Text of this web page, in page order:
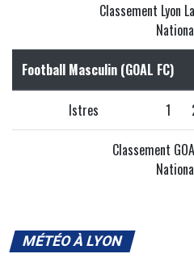
Classement Lyon
Football Masculin (GOAL FC)
Istres 1
Classement
MÉTÉO À LYON